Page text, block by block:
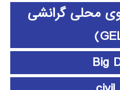
محلی گرانشی
Big